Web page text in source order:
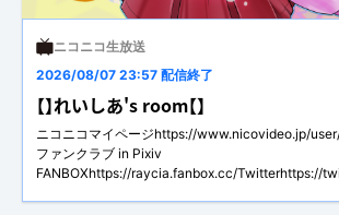
ニコニコ生放送
2026/08/07 23:57 配信終了
【】れいしあ's room【】
ニコニコマイページhttps://www.nicovideo.jp/
ファンクラブ in Pixiv
FANBOXhttps://raycia.fanbox.cc/Twitterhttps://